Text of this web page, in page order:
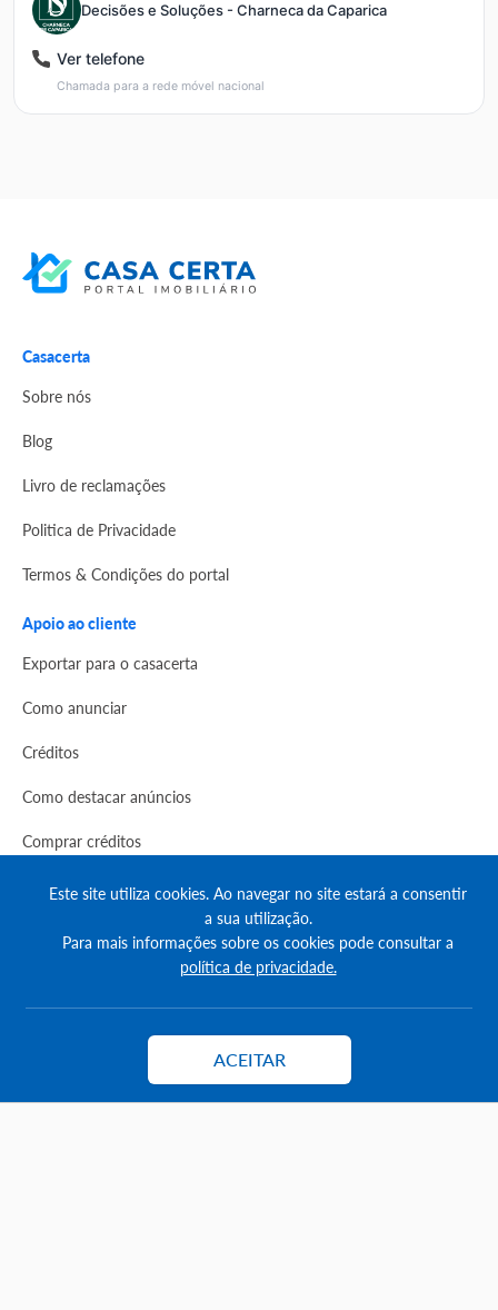
Decisões e Soluções - Charneca da Caparica
Ver telefone
Chamada para a rede móvel nacional
Casacerta
Sobre nós
Blog
Livro de reclamações
Politica de Privacidade
Termos & Condições do portal
Apoio ao cliente
Exportar para o casacerta
Como anunciar
Créditos
Como destacar anúncios
Comprar créditos
FAQs
Informação
Pesquisa Certificados SCE
Este site utiliza cookies. Ao navegar no site estará a consentir
a sua utilização.
Para mais informações sobre os cookies pode consultar a
política de privacidade.
ACEITAR